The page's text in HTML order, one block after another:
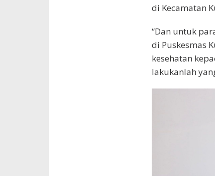
di Kecamatan
“Dan untuk
di Puskesmas
kesehatan
lakukanlah